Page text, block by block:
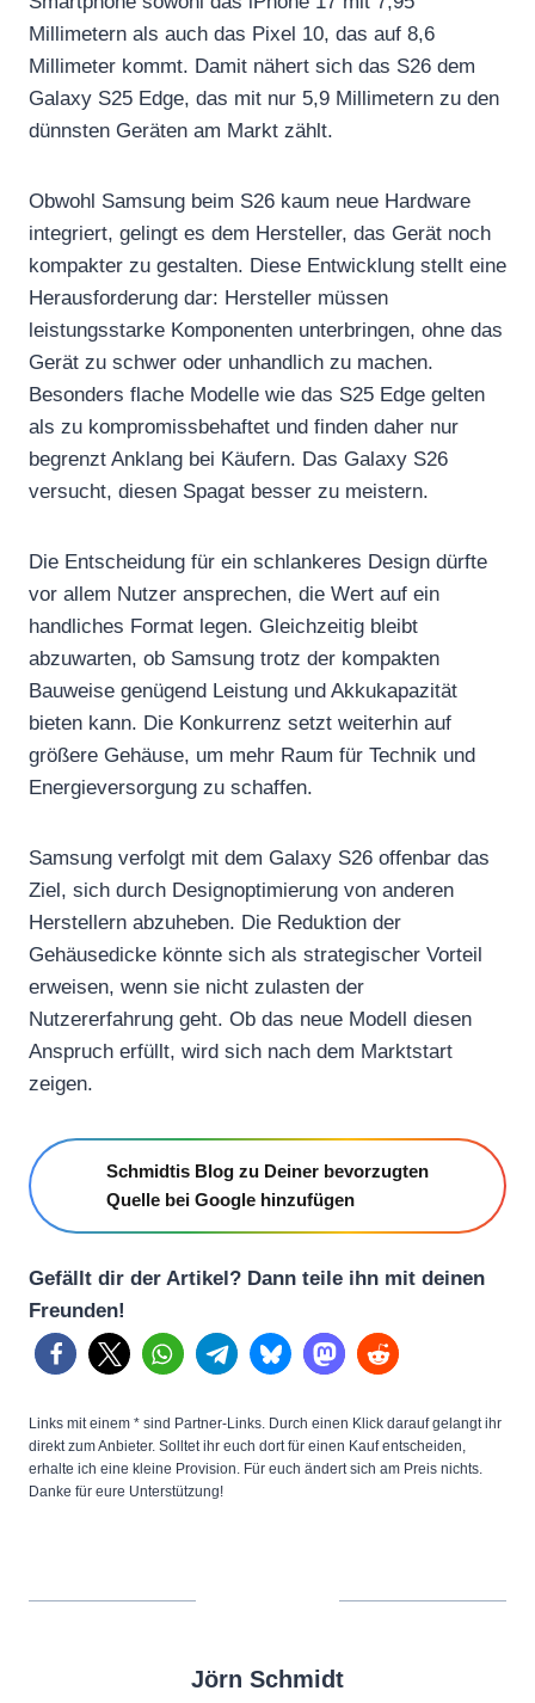
Millimetern als auch das Pixel 10, das auf 8,6
Millimeter kommt. Damit nähert sich das S26 dem
Galaxy S25 Edge, das mit nur 5,9 Millimetern zu den
dünnsten Geräten am Markt zählt.
Obwohl Samsung beim S26 kaum neue Hardware
integriert, gelingt es dem Hersteller, das Gerät noch
kompakter zu gestalten. Diese Entwicklung stellt eine
Herausforderung dar: Hersteller müssen
leistungsstarke Komponenten unterbringen, ohne das
Gerät zu schwer oder unhandlich zu machen.
Besonders flache Modelle wie das S25 Edge gelten
als zu kompromissbehaftet und finden daher nur
begrenzt Anklang bei Käufern. Das Galaxy S26
versucht, diesen Spagat besser zu meistern.
Die Entscheidung für ein schlankeres Design dürfte
vor allem Nutzer ansprechen, die Wert auf ein
handliches Format legen. Gleichzeitig bleibt
abzuwarten, ob Samsung trotz der kompakten
Bauweise genügend Leistung und Akkukapazität
bieten kann. Die Konkurrenz setzt weiterhin auf
größere Gehäuse, um mehr Raum für Technik und
Energieversorgung zu schaffen.
Samsung verfolgt mit dem Galaxy S26 offenbar das
Ziel, sich durch Designoptimierung von anderen
Herstellern abzuheben. Die Reduktion der
Gehäusedicke könnte sich als strategischer Vorteil
erweisen, wenn sie nicht zulasten der
Nutzererfahrung geht. Ob das neue Modell diesen
Anspruch erfüllt, wird sich nach dem Marktstart
zeigen.
Schmidtis Blog zu Deiner bevorzugten
Quelle bei Google hinzufügen
Gefällt dir der Artikel? Dann teile ihn mit deinen
Freunden!
Links mit einem * sind Partner-Links. Durch einen Klick darauf gelangt ihr
direkt zum Anbieter. Solltet ihr euch dort für einen Kauf entscheiden,
erhalte ich eine kleine Provision. Für euch ändert sich am Preis nichts.
Danke für eure Unterstützung!
Jörn Schmidt